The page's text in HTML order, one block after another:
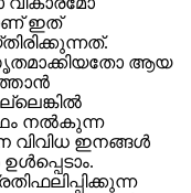
ഇത്
ആയ
നൽകുന്ന
വിവിധ ഇനങ്ങൾ